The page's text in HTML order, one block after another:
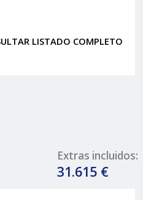
LISTADO COMPLETO
Extras incluidos:
31.615 €